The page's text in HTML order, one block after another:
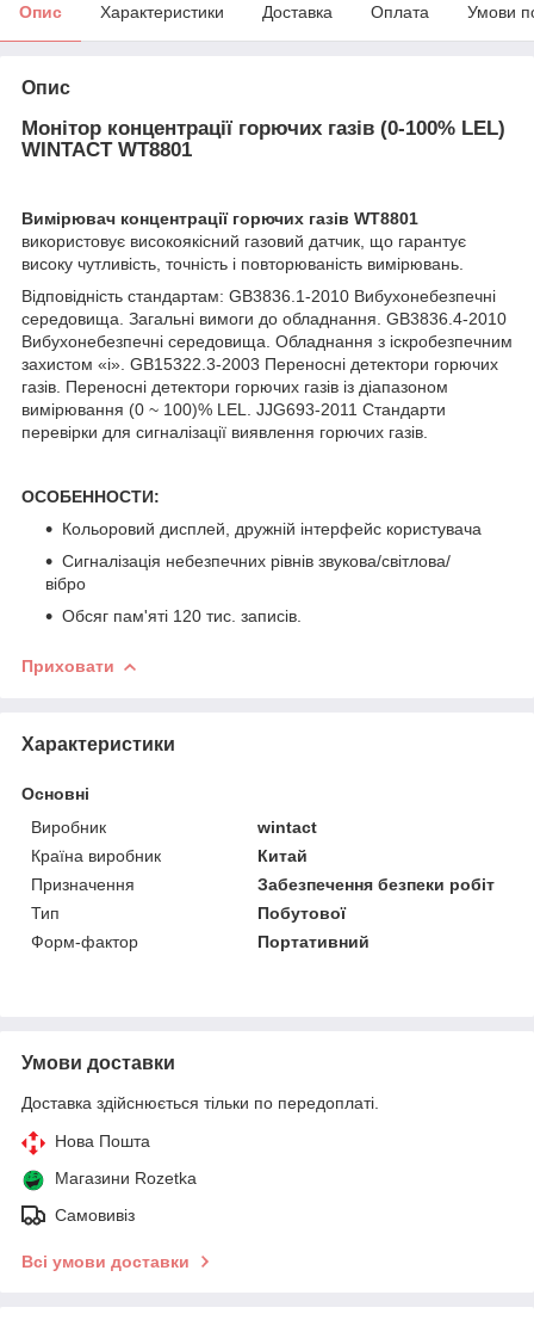
Опис Характеристики Доставка Оплата Умови
Опис
Монітор концентрації горючих газів (0-100% LEL)
WINTACT WT8801
Вимірювач концентрації горючих газів WT8801
використовує високоякісний газовий датчик, що гарантує
високу чутливість, точність і повторюваність вимірювань.
Відповідність стандартам: GB3836.1-2010 Вибухонебезпечні
середовища. Загальні вимоги до обладнання. GB3836.4-2010
Вибухонебезпечні середовища. Обладнання з іскробезпечним
захистом «i». GB15322.3-2003 Переносні детектори горючих
газів. Переносні детектори горючих газів із діапазоном
вимірювання (0 ~ 100)% LEL. JJG693-2011 Стандарти
перевірки для сигналізації виявлення горючих газів.
ОСОБЕННОСТИ:
Кольоровий дисплей, дружній інтерфейс користувача
Сигналізація небезпечних рівнів звукова/світлова/
вібро
Обсяг пам'яті 120 тис. записів.
Приховати
Характеристики
Основні
Виробник
wintact
Країна виробник
Китай
Призначення
Забезпечення безпеки робіт
Тип
Побутової
Форм-фактор
Портативний
Умови доставки
Доставка здійснюється тільки по передоплаті.
Нова Пошта
Магазини Rozetka
Самовивіз
Всі умови доставки